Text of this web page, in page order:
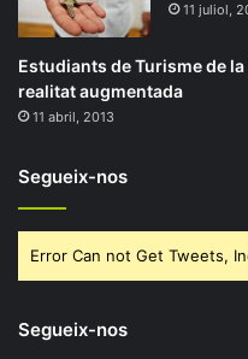
11 juliol,
Estudiants de Turisme de
realitat augmentada
11 abril, 2013
Segueix-nos
Error Can not Get Tweets,
Segueix-nos